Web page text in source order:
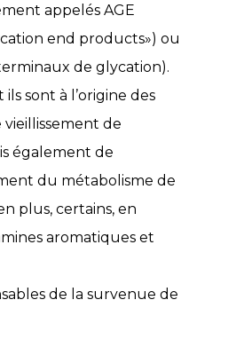
appelés AGE
end products») ou
de glycation).
sont à l’origine des
vieillissement de
également de
du métabolisme de
plus, certains, en
aromatiques et
de la survenue de